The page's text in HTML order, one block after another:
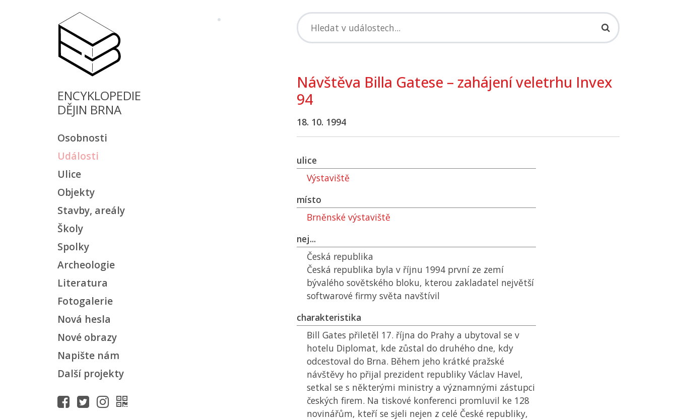
ENCYKLOPEDIE
DĚJIN BRNA
Osobnosti
Události
Ulice
Objekty
Stavby, areály
Školy
Spolky
Archeologie
Literatura
Fotogalerie
Nová hesla
Nové obrazy
Napište nám
Další projekty
Návštěva Billa Gatese – zahájení veletrhu Invex
94
18. 10. 1994
ulice
Výstaviště
místo
Brněnské výstaviště
nej...
Česká republika
Česká republika byla v říjnu 1994 první ze zemí
bývalého sovětského bloku, kterou zakladatel největší
softwarové firmy světa navštívil
charakteristika
Bill Gates přiletěl 17. října do Prahy a ubytoval se v
hotelu Diplomat, kde zůstal do druhého dne, kdy
odcestoval do Brna. Během jeho krátké pražské
návštěvy ho přijal prezident republiky Václav Havel,
setkal se s některými ministry a významnými zástupci
českých firem. Na tiskové konferenci promluvil ke 128
novinářům, kteří se sjeli nejen z celé České republiky,